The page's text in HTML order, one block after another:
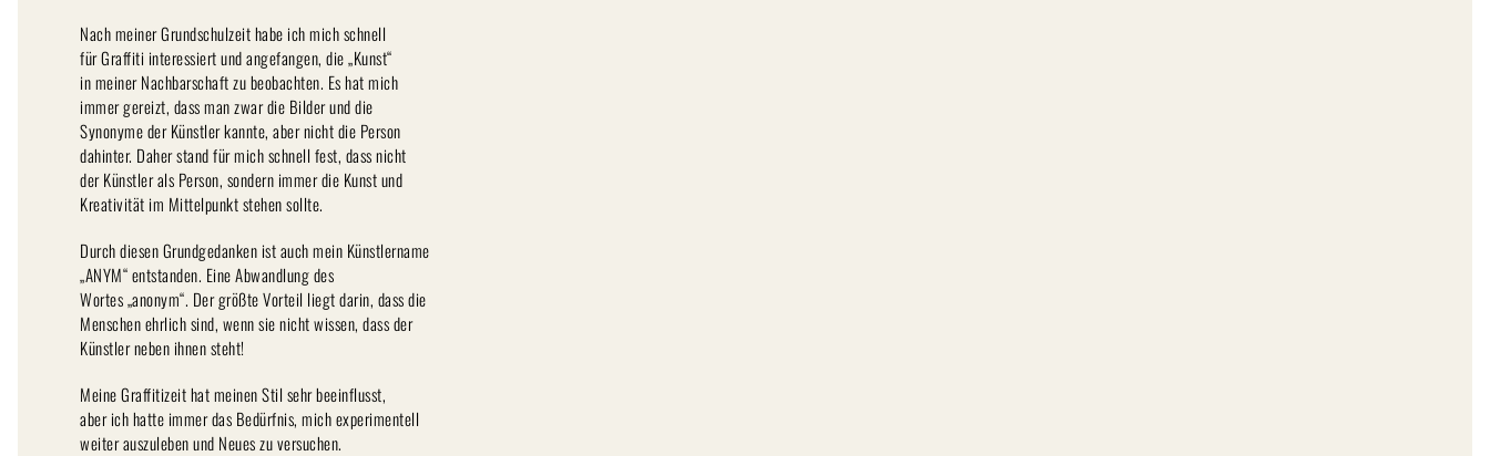
Nach meiner Grundschulzeit habe ich mich schnell
für Graffiti interessiert und angefangen, die „Kunst“
in meiner Nachbarschaft zu beobachten. Es hat mich
immer gereizt, dass man zwar die Bilder und die
Synonyme der Künstler kannte, aber nicht die Person
dahinter. Daher stand für mich schnell fest, dass nicht
der Künstler als Person, sondern immer die Kunst und
Kreativität im Mittelpunkt stehen sollte.
Durch diesen Grundgedanken ist auch mein Künstlername
„ANYM“ entstanden. Eine Abwandlung des
Wortes „anonym“. Der größte Vorteil liegt darin, dass die
Menschen ehrlich sind, wenn sie nicht wissen, dass der
Künstler neben ihnen steht!
Meine Graffitizeit hat meinen Stil sehr beeinflusst,
aber ich hatte immer das Bedürfnis, mich experimentell
weiter auszuleben und Neues zu versuchen.